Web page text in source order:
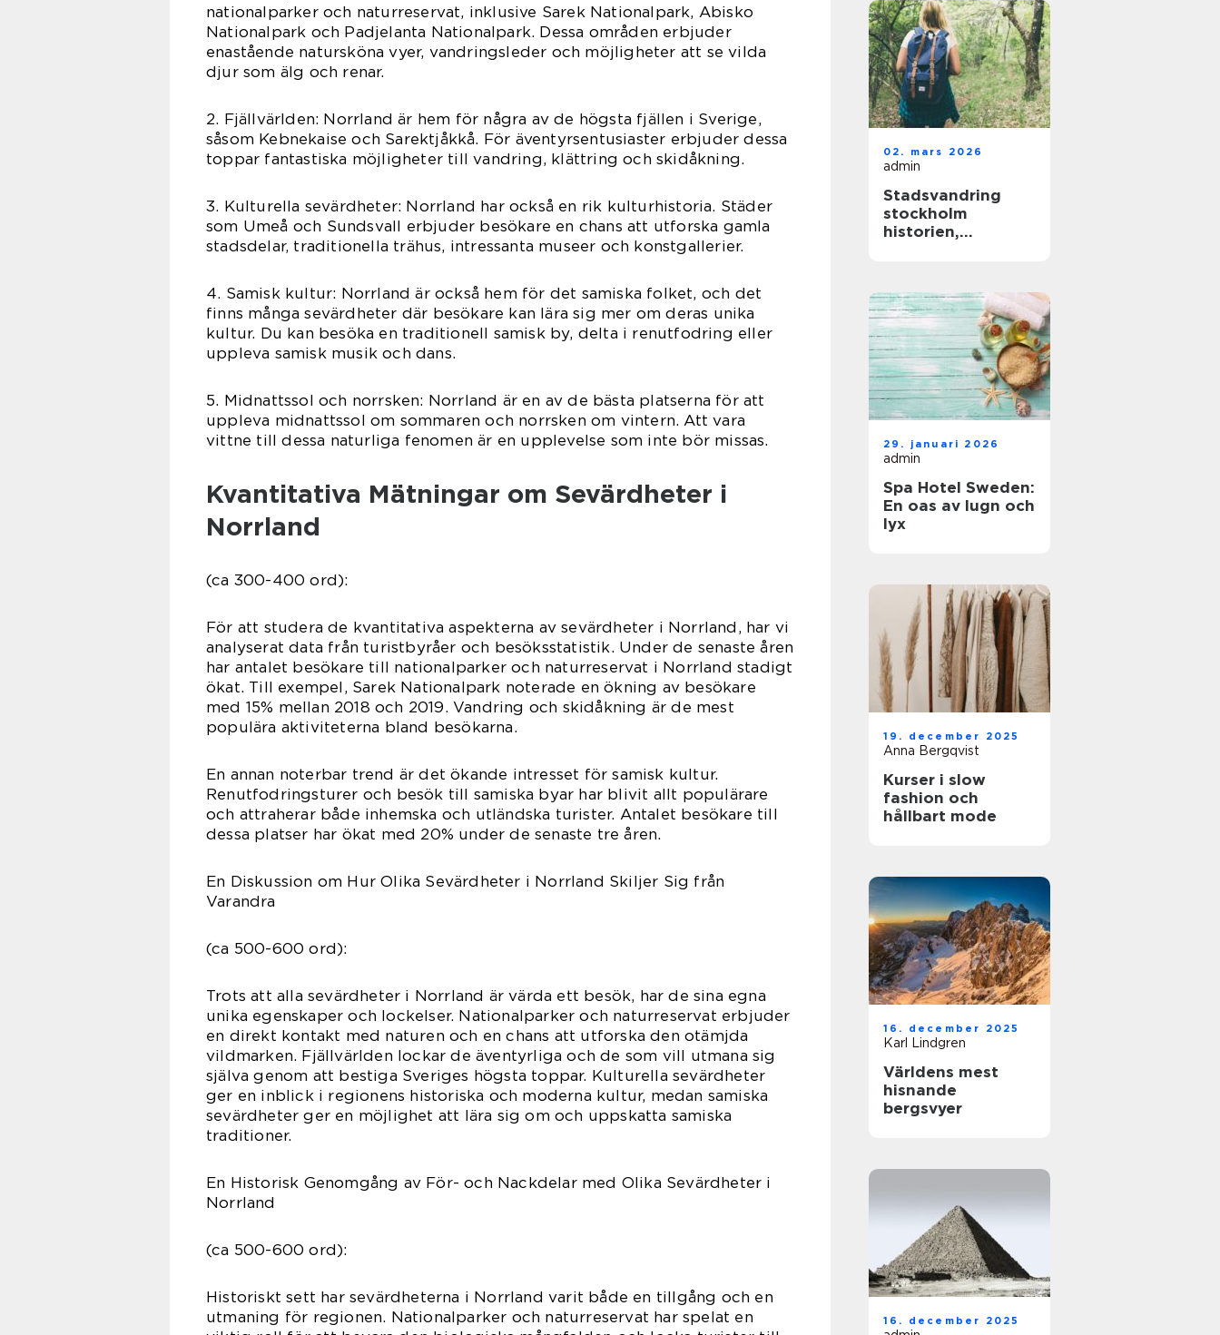
nationalparker och naturreservat, inklusive Sarek Nationalpark, Abisko
Nationalpark och Padjelanta Nationalpark. Dessa områden erbjuder
enastående natursköna vyer, vandringsleder och möjligheter att se vilda
djur som älg och renar.
2. Fjällvärlden: Norrland är hem för några av de högsta fjällen i Sverige,
såsom Kebnekaise och Sarektjåkkå. För äventyrsentusiaster erbjuder dessa
toppar fantastiska möjligheter till vandring, klättring och skidåkning.
3. Kulturella sevärdheter: Norrland har också en rik kulturhistoria. Städer
som Umeå och Sundsvall erbjuder besökare en chans att utforska gamla
stadsdelar, traditionella trähus, intressanta museer och konstgallerier.
4. Samisk kultur: Norrland är också hem för det samiska folket, och det
finns många sevärdheter där besökare kan lära sig mer om deras unika
kultur. Du kan besöka en traditionell samisk by, delta i renutfodring eller
uppleva samisk musik och dans.
5. Midnattssol och norrsken: Norrland är en av de bästa platserna för att
uppleva midnattssol om sommaren och norrsken om vintern. Att vara
vittne till dessa naturliga fenomen är en upplevelse som inte bör missas.
Kvantitativa Mätningar om Sevärdheter i
Norrland
(ca 300-400 ord):
För att studera de kvantitativa aspekterna av sevärdheter i Norrland, har vi
analyserat data från turistbyråer och besöksstatistik. Under de senaste åren
har antalet besökare till nationalparker och naturreservat i Norrland stadigt
ökat. Till exempel, Sarek Nationalpark noterade en ökning av besökare
med 15% mellan 2018 och 2019. Vandring och skidåkning är de mest
populära aktiviteterna bland besökarna.
En annan noterbar trend är det ökande intresset för samisk kultur.
Renutfodringsturer och besök till samiska byar har blivit allt populärare
och attraherar både inhemska och utländska turister. Antalet besökare till
dessa platser har ökat med 20% under de senaste tre åren.
En Diskussion om Hur Olika Sevärdheter i Norrland Skiljer Sig från
Varandra
(ca 500-600 ord):
Trots att alla sevärdheter i Norrland är värda ett besök, har de sina egna
unika egenskaper och lockelser. Nationalparker och naturreservat erbjuder
en direkt kontakt med naturen och en chans att utforska den otämjda
vildmarken. Fjällvärlden lockar de äventyrliga och de som vill utmana sig
själva genom att bestiga Sveriges högsta toppar. Kulturella sevärdheter
ger en inblick i regionens historiska och moderna kultur, medan samiska
sevärdheter ger en möjlighet att lära sig om och uppskatta samiska
traditioner.
En Historisk Genomgång av För- och Nackdelar med Olika Sevärdheter i
Norrland
(ca 500-600 ord):
Historiskt sett har sevärdheterna i Norrland varit både en tillgång och en
utmaning för regionen. Nationalparker och naturreservat har spelat en
02. mars 2026
admin
Stadsvandring
stockholm
historien,
29. januari 2026
admin
Spa Hotel Sweden:
En oas av lugn och
lyx
19. december 2025
Anna Bergqvist
Kurser i slow
fashion och
hållbart mode
16. december 2025
Karl Lindgren
Världens mest
hisnande
bergsvyer
16. december 2025